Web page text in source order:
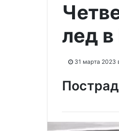
лед
31 марта 2023